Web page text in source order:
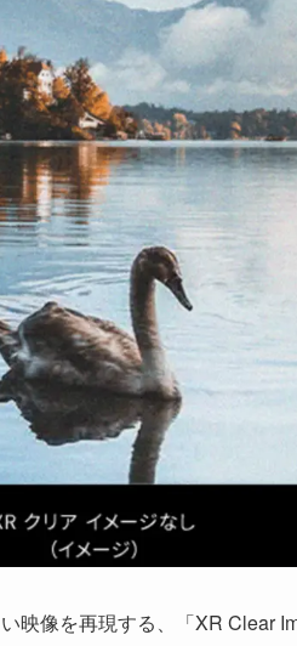
映像を再現する、「XR Clear